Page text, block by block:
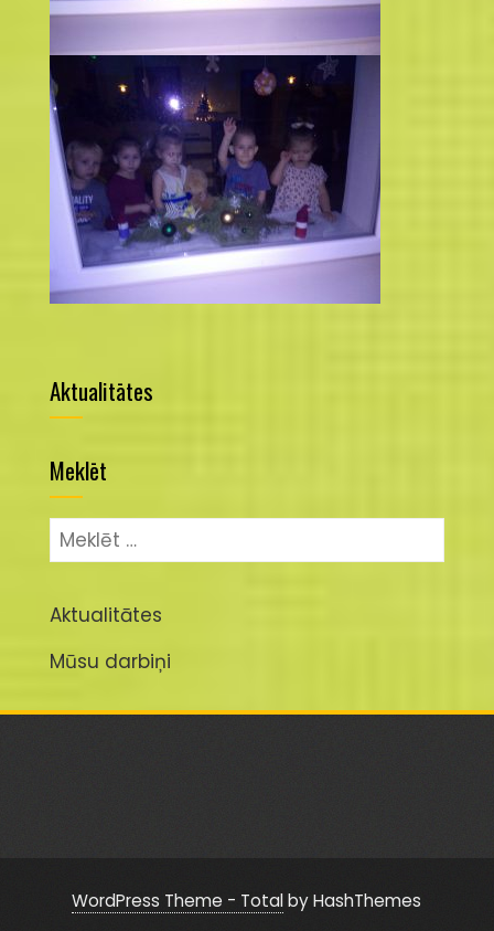
Aktualitātes
Meklēt
Meklēt:
Aktualitātes
Mūsu darbiņi
WordPress Theme - Totalby HashThemes